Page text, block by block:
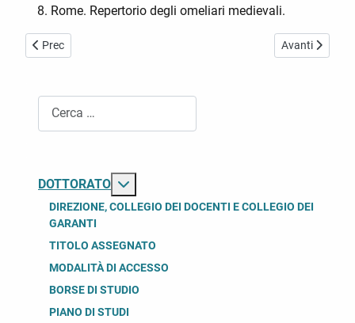
Rome. Repertorio degli omeliari medievali.
Articolo precedente: Attrezzatura didattica e scientifica a
Prec Articolo
Avanti
DOTTORATO
DIREZIONE, COLLEGIO DEI DOCENTI E COLLEGIO DEI
GARANTI
TITOLO ASSEGNATO
MODALITÀ DI ACCESSO
BORSE DI STUDIO
PIANO DI STUDI